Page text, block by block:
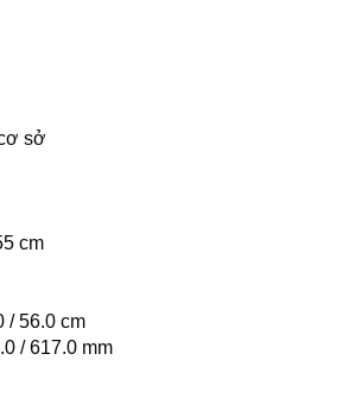
sở
cm
/ 56.0 cm
/ 617.0 mm